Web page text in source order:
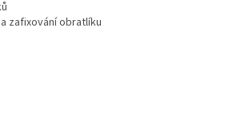
zafixování obratlíku